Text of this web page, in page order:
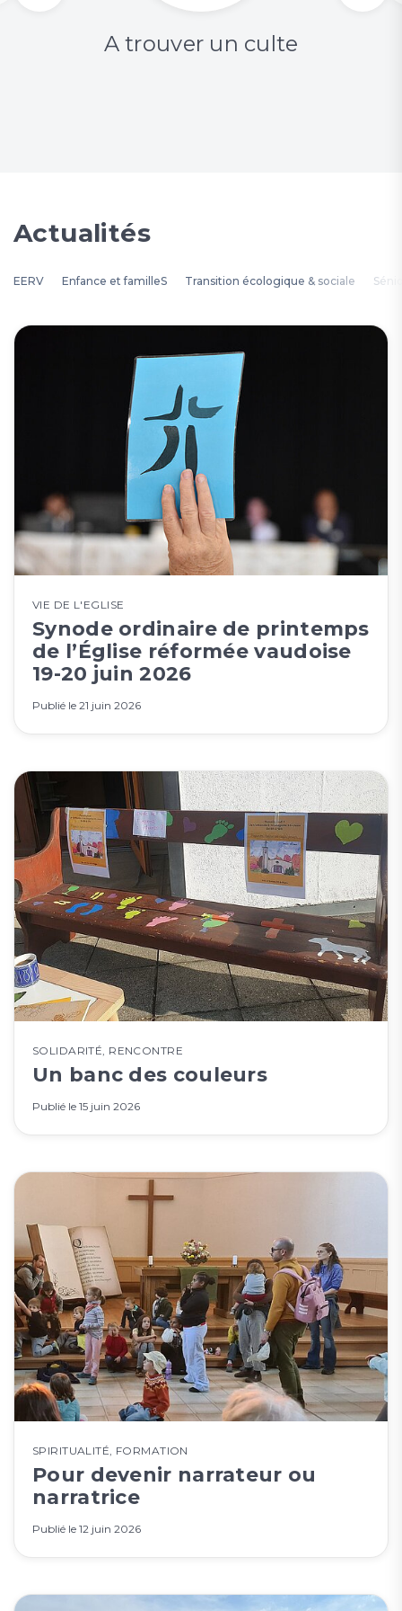
A trouver un culte
Actualités
EERV Enfance et familleS Transition écologique & sociale
VIE DE L'EGLISE
Synode ordinaire de printemps
de l’Église réformée vaudoise
19-20 juin 2026
Publié le 21 juin 2026
SOLIDARITÉ RENCONTRE
Un banc des couleurs
Publié le 15 juin 2026
SPIRITUALITÉ, FORMATION
Pour devenir narrateur ou
narratrice
Publié le 12 juin 2026